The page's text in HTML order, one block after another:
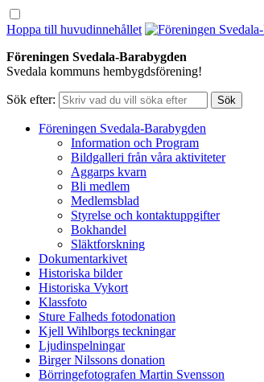
Hoppa till huvudinnehållet
Föreningen Svedala-Barabygden
Svedala kommuns hembygdsförening!
Sök efter:
Föreningen Svedala-Barabygden
Information och Program
Bildgalleri från våra aktiviteter
Aggarps kvarn
Bli medlem
Medlemsblad
Styrelse och kontaktuppgifter
Bokhandel
Släktforskning
Dokumentarkivet
Historiska bilder
Historiska Vykort
Klassfoto
Sture Falheds fotodonation
Kjell Wihlborgs teckningar
Ljudinspelningar
Birger Nilssons donation
Börringefotografen Martin Svensson